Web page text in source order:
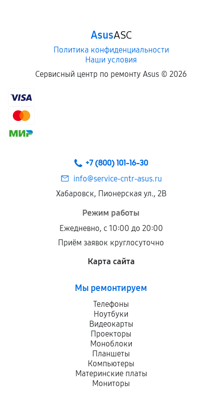
AsusASC
Политика конфиденциальности
Наши условия
Сервисный центр по ремонту Asus © 2026
+7 (800) 101-16-30
info@service-cntr-asus.ru
Хабаровск, Пионерская ул., 2В
Режим работы
Ежедневно, с 10:00 до 20:00
Приём заявок круглосуточно
Карта сайта
Мы ремонтируем
Телефоны
Ноутбуки
Видеокарты
Проекторы
Моноблоки
Планшеты
Компьютеры
Материнские платы
Мониторы